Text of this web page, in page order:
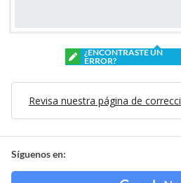
¿ENCONTRASTE UN
ERROR?
Revisa nuestra página de
Síguenos en: